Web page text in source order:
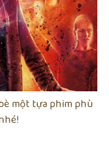
một tựa phim phù